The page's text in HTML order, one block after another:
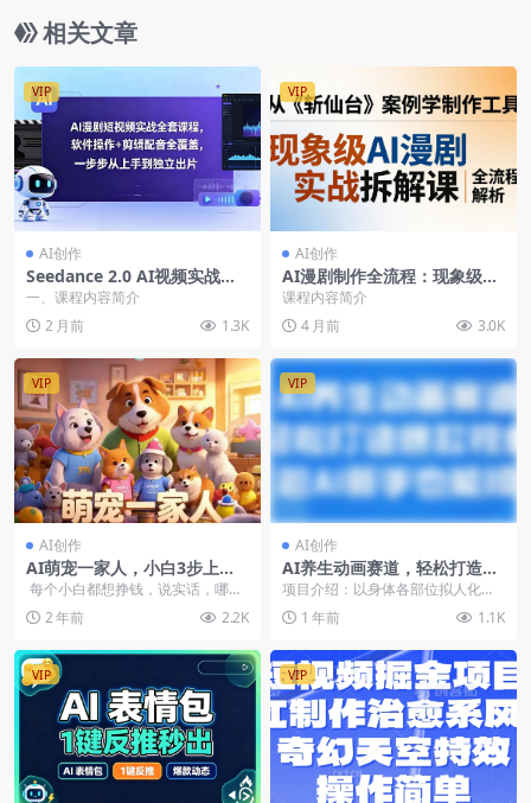
相关文章
VIP
AI创作
Seedance 2.0 AI视频实战课
程：短视频与漫剧制作全攻略
一、课程内容简介
2 月前
1.3K
VIP
AI创作
AI漫剧制作全流程：现象级案
例斩仙台拆解，掌握漫剧版与
仿真人版制作方法
课程内容简介
4 月前
3.0K
VIP
AI创作
AI萌宠一家人，小白3步上
手，爆款率80%，轻松AI变
每个小白都想挣钱，说实话，哪怕
不是小白，也想挣钱。现在的AI 时
代，...2 年前 2.2K
VIP
AI创作
AI养生动画赛道，轻松打造爆
款视频，豆包AI新手也能操作
项目介绍：以身体各部位拟人化呈
现的 3D 视觉图片，搭配实用养生
知识，受众群体各...
1 年前 1.1K
VIP VIP